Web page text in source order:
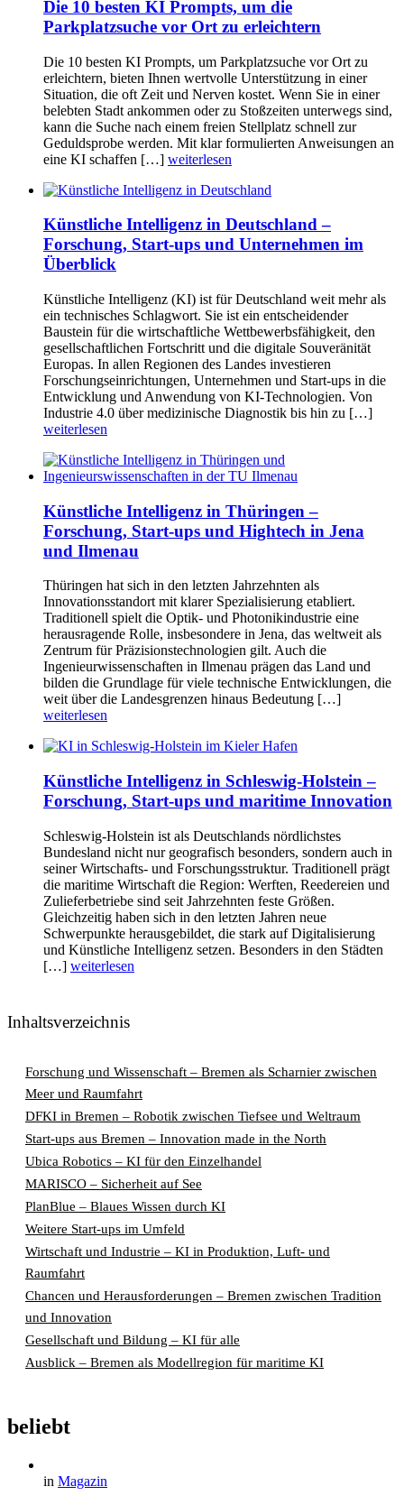
Die 10 besten KI Prompts, um die
Parkplatzsuche vor Ort zu erleichtern
Die 10 besten KI Prompts, um Parkplatzsuche vor Ort zu
erleichtern, bieten Ihnen wertvolle Unterstützung in einer
Situation, die oft Zeit und Nerven kostet. Wenn Sie in einer
belebten Stadt ankommen oder zu Stoßzeiten unterwegs sind,
kann die Suche nach einem freien Stellplatz schnell zur
Geduldsprobe werden. Mit klar formulierten Anweisungen an
eine KI schaffen […] weiterlesen
Künstliche Intelligenz in Deutschland –
Forschung, Start-ups und Unternehmen im
Überblick
Künstliche Intelligenz (KI) ist für Deutschland weit mehr als
ein technisches Schlagwort. Sie ist ein entscheidender
Baustein für die wirtschaftliche Wettbewerbsfähigkeit, den
gesellschaftlichen Fortschritt und die digitale Souveränität
Europas. In allen Regionen des Landes investieren
Forschungseinrichtungen, Unternehmen und Start-ups in die
Entwicklung und Anwendung von KI-Technologien. Von
Industrie 4.0 über medizinische Diagnostik bis hin zu […]
weiterlesen
Künstliche Intelligenz in Thüringen –
Forschung, Start-ups und Hightech in Jena
und Ilmenau
Thüringen hat sich in den letzten Jahrzehnten als
Innovationsstandort mit klarer Spezialisierung etabliert.
Traditionell spielt die Optik- und Photonikindustrie eine
herausragende Rolle, insbesondere in Jena, das weltweit als
Zentrum für Präzisionstechnologien gilt. Auch die
Ingenieurwissenschaften in Ilmenau prägen das Land und
bilden die Grundlage für viele technische Entwicklungen, die
weit über die Landesgrenzen hinaus Bedeutung […]
weiterlesen
Künstliche Intelligenz in Schleswig-Holstein –
Forschung, Start-ups und maritime Innovation
Schleswig-Holstein ist als Deutschlands nördlichstes
Bundesland nicht nur geografisch besonders, sondern auch in
seiner Wirtschafts- und Forschungsstruktur. Traditionell prägt
die maritime Wirtschaft die Region: Werften, Reedereien und
Zulieferbetriebe sind seit Jahrzehnten feste Größen.
Gleichzeitig haben sich in den letzten Jahren neue
Schwerpunkte herausgebildet, die stark auf Digitalisierung
und Künstliche Intelligenz setzen. Besonders in den Städten
[…] weiterlesen
Inhaltsverzeichnis
Forschung und Wissenschaft – Bremen als Scharnier zwischen
Meer und Raumfahrt
DFKI in Bremen – Robotik zwischen Tiefsee und Weltraum
Start-ups aus Bremen – Innovation made in the North
Ubica Robotics – KI für den Einzelhandel
MARISCO – Sicherheit auf See
PlanBlue – Blaues Wissen durch KI
Weitere Start-ups im Umfeld
Wirtschaft und Industrie – KI in Produktion, Luft- und
Raumfahrt
Chancen und Herausforderungen – Bremen zwischen Tradition
und Innovation
Gesellschaft und Bildung – KI für alle
Ausblick – Bremen als Modellregion für maritime KI
beliebt
in Magazin